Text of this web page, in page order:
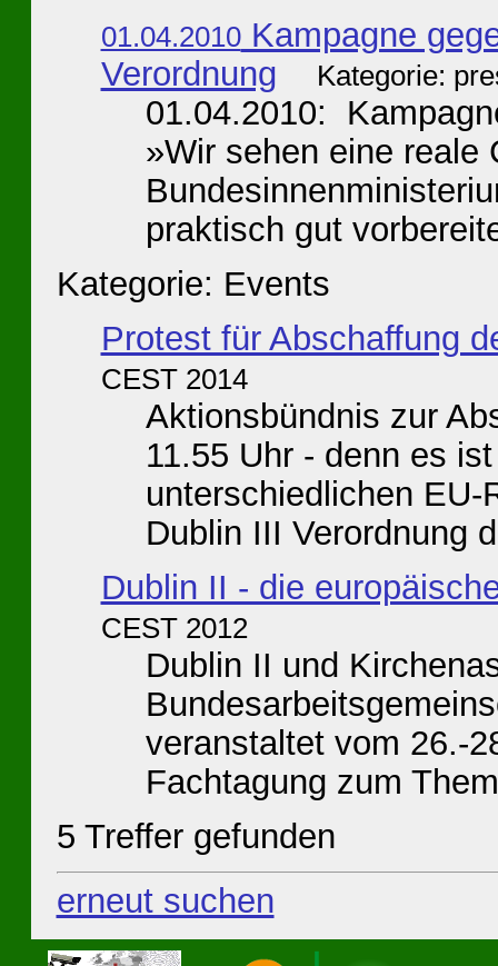
01.04.2010Kampagne
Verordnung
Kategorie:
01.04.2010:
»Wir sehen eine reale
praktisch gut
Kategorie: Events
Protest für Abschaffung
CEST 2014
Aktionsbündnis zur
11.55 Uhr - denn es
unterschiedlichen EU-
Dublin III Verordnung
Dublin II - die
CEST 2012
Dublin II und
veranstaltet vom 26.-
Fachtagung zum
5 Treffer gefunden
erneut suchen